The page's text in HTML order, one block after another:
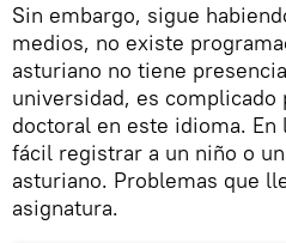
​Sin embargo, sigue
medios, no existe
asturiano no tiene
universidad, es complicado
doctoral en este idioma.
fácil registrar a un niño o
asturiano. Problemas que
asignatura.